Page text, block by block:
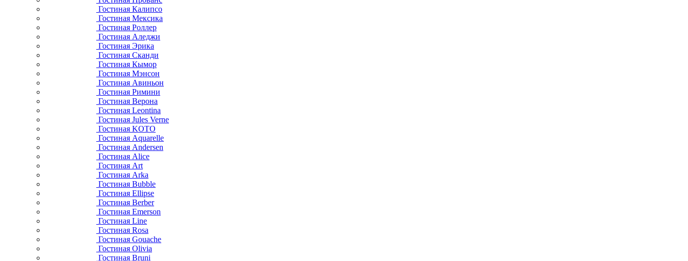
Гостиная Калипсо
Гостиная Мексика
Гостиная Роллер
Гостиная Аледжи
Гостиная Эрика
Гостиная Сканди
Гостиная Кымор
Гостиная Мэнсон
Гостиная Авиньон
Гостиная Римини
Гостиная Верона
Гостиная Leontina
Гостиная Jules Verne
Гостиная KOTO
Гостиная Aquarelle
Гостиная Andersen
Гостиная Alice
Гостиная Art
Гостиная Arka
Гостиная Bubble
Гостиная Ellipse
Гостиная Berber
Гостиная Emerson
Гостиная Line
Гостиная Rosa
Гостиная Gouache
Гостиная Olivia
Гостиная Bruni